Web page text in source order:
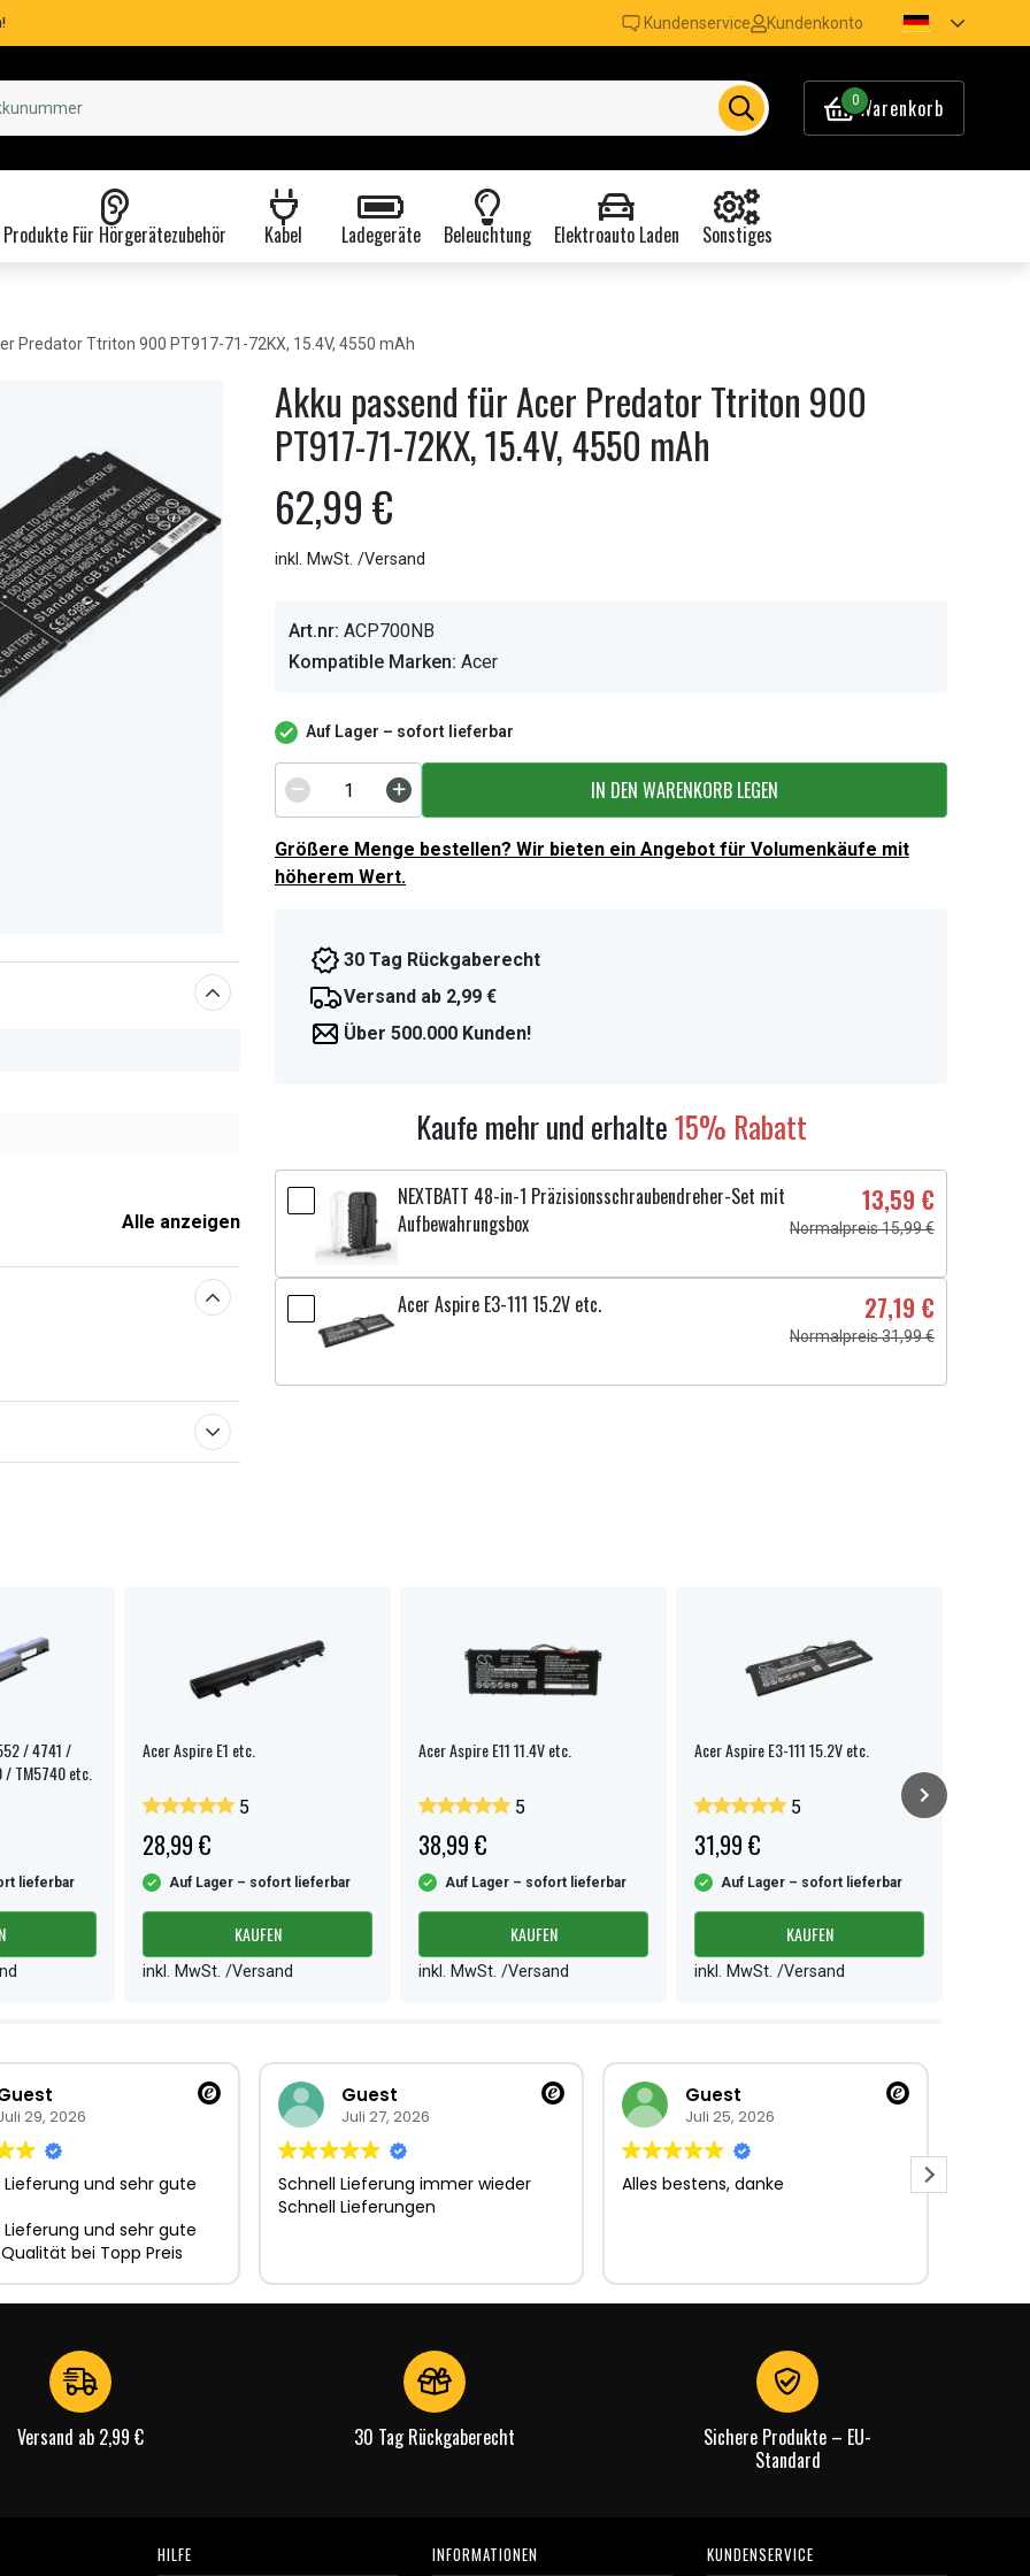
Kundenservice Kundenkonto
0Warenkorb
Produkte Für Hörgerätezubehör Kabel Ladegeräte Beleuchtung Elektroauto Laden Sonstiges
Predator Ttriton 900 PT917-71-72KX, 15.4V, 4550 mAh
Alle anzeigen
Akku passend für Acer Predator Ttriton 900
PT917-71-72KX, 15.4V, 4550 mAh
62,99 €
inkl. MwSt. /Versand
Art.nr: ACP700NB
Kompatible Marken: Acer
Auf Lager – sofort lieferbar
IN DEN WARENKORB LEGEN
Größere Menge bestellen? Wir bieten ein Angebot für Volumenkäufe mit
höherem Wert.
30 Tag Rückgaberecht
Versand ab 2,99 €
Über 500.000 Kunden!
Kaufe mehr und erhalte15% Rabatt
NEXTBATT 48-in-1 Präzisionsschraubendreher-Set mit
Aufbewahrungsbox
13,59 €
Normalpreis 15,99 €
Acer Aspire E3-111 15.2V etc. 27,19 €
Normalpreis 31,99 €
/ 4741 /
/ TM5740 etc.
lieferbar
Acer Aspire E1 etc.
5
28,99 €
Auf Lager – sofort lieferbar
KAUFEN
inkl. MwSt. /Versand
Acer Aspire E11 11.4V etc.
5
38,99 €
Auf Lager – sofort lieferbar
KAUFEN
inkl. MwSt. /Versand
Acer Aspire E3-111 15.2V etc.
5
31,99 €
Auf Lager – sofort lieferbar
KAUFEN
inkl. MwSt. /Versand
29, 2026
und sehr gute
und sehr gute
bei Topp Preis
Guest
Juli 27, 2026
Schnell Lieferung immer wieder
Schnell Lieferungen
Guest
Juli 25, 2026
Alles bestens, danke
Versand ab 2,99 € 30 Tag Rückgaberecht
Sichere Produkte – EU-
Standard
HILFE INFORMATIONEN KUNDENSERVICE